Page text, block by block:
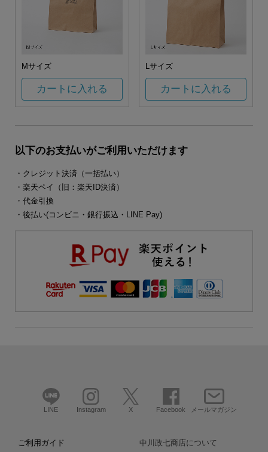
Mサイズ
カートに入れる
Lサイズ
カートに入れる
以下のお支払いがご利用いただけます
・クレジット決済（一括払い）
・楽天ペイ（旧：楽天ID決済）
・代金引換
・後払い(コンビニ・銀行振込・LINE Pay)
LINE Instagram X Facebook メールマガジン
ご利用ガイド 中川政七商店について